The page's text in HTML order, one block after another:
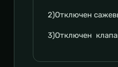
2)Отключен
3)Отключен